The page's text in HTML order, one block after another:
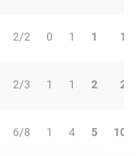
2/2 0 1 1 1
2/3 1 1 2 2
6/8 1 4 5 10